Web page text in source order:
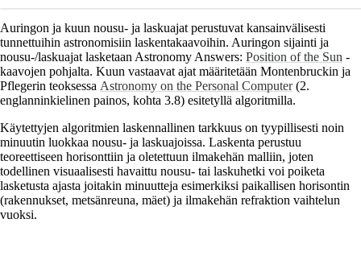
Auringon ja kuun nousu- ja laskuajat perustuvat kansainvälisesti
tunnettuihin astronomisiin laskentakaavoihin. Auringon sijainti ja
nousu-/laskuajat lasketaan Astronomy Answers: Position of the Sun -
kaavojen pohjalta. Kuun vastaavat ajat määritetään Montenbruckin ja
Pflegerin teoksessa Astronomy on the Personal Computer(2.
englanninkielinen painos, kohta 3.8) esitetyllä algoritmilla.
Käytettyjen algoritmien laskennallinen tarkkuus on tyypillisesti noin
minuutin luokkaa nousu- ja laskuajoissa. Laskenta perustuu
teoreettiseen horisonttiin ja oletettuun ilmakehän malliin, joten
todellinen visuaalisesti havaittu nousu- tai laskuhetki voi poiketa
lasketusta ajasta joitakin minuutteja esimerkiksi paikallisen horisontin
(rakennukset, metsänreuna, mäet) ja ilmakehän refraktion vaihtelun
vuoksi.